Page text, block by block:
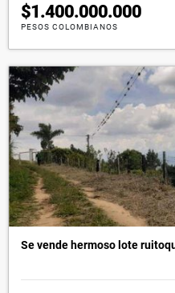
$1.400.000.000
PESOS COLOMBIANOS
Se vende hermoso lote